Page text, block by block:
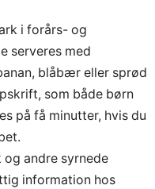
i forårs- og
serveres med
blåbær eller sprød
som både børn
på få minutter, hvis du
andre syrnede
information hos